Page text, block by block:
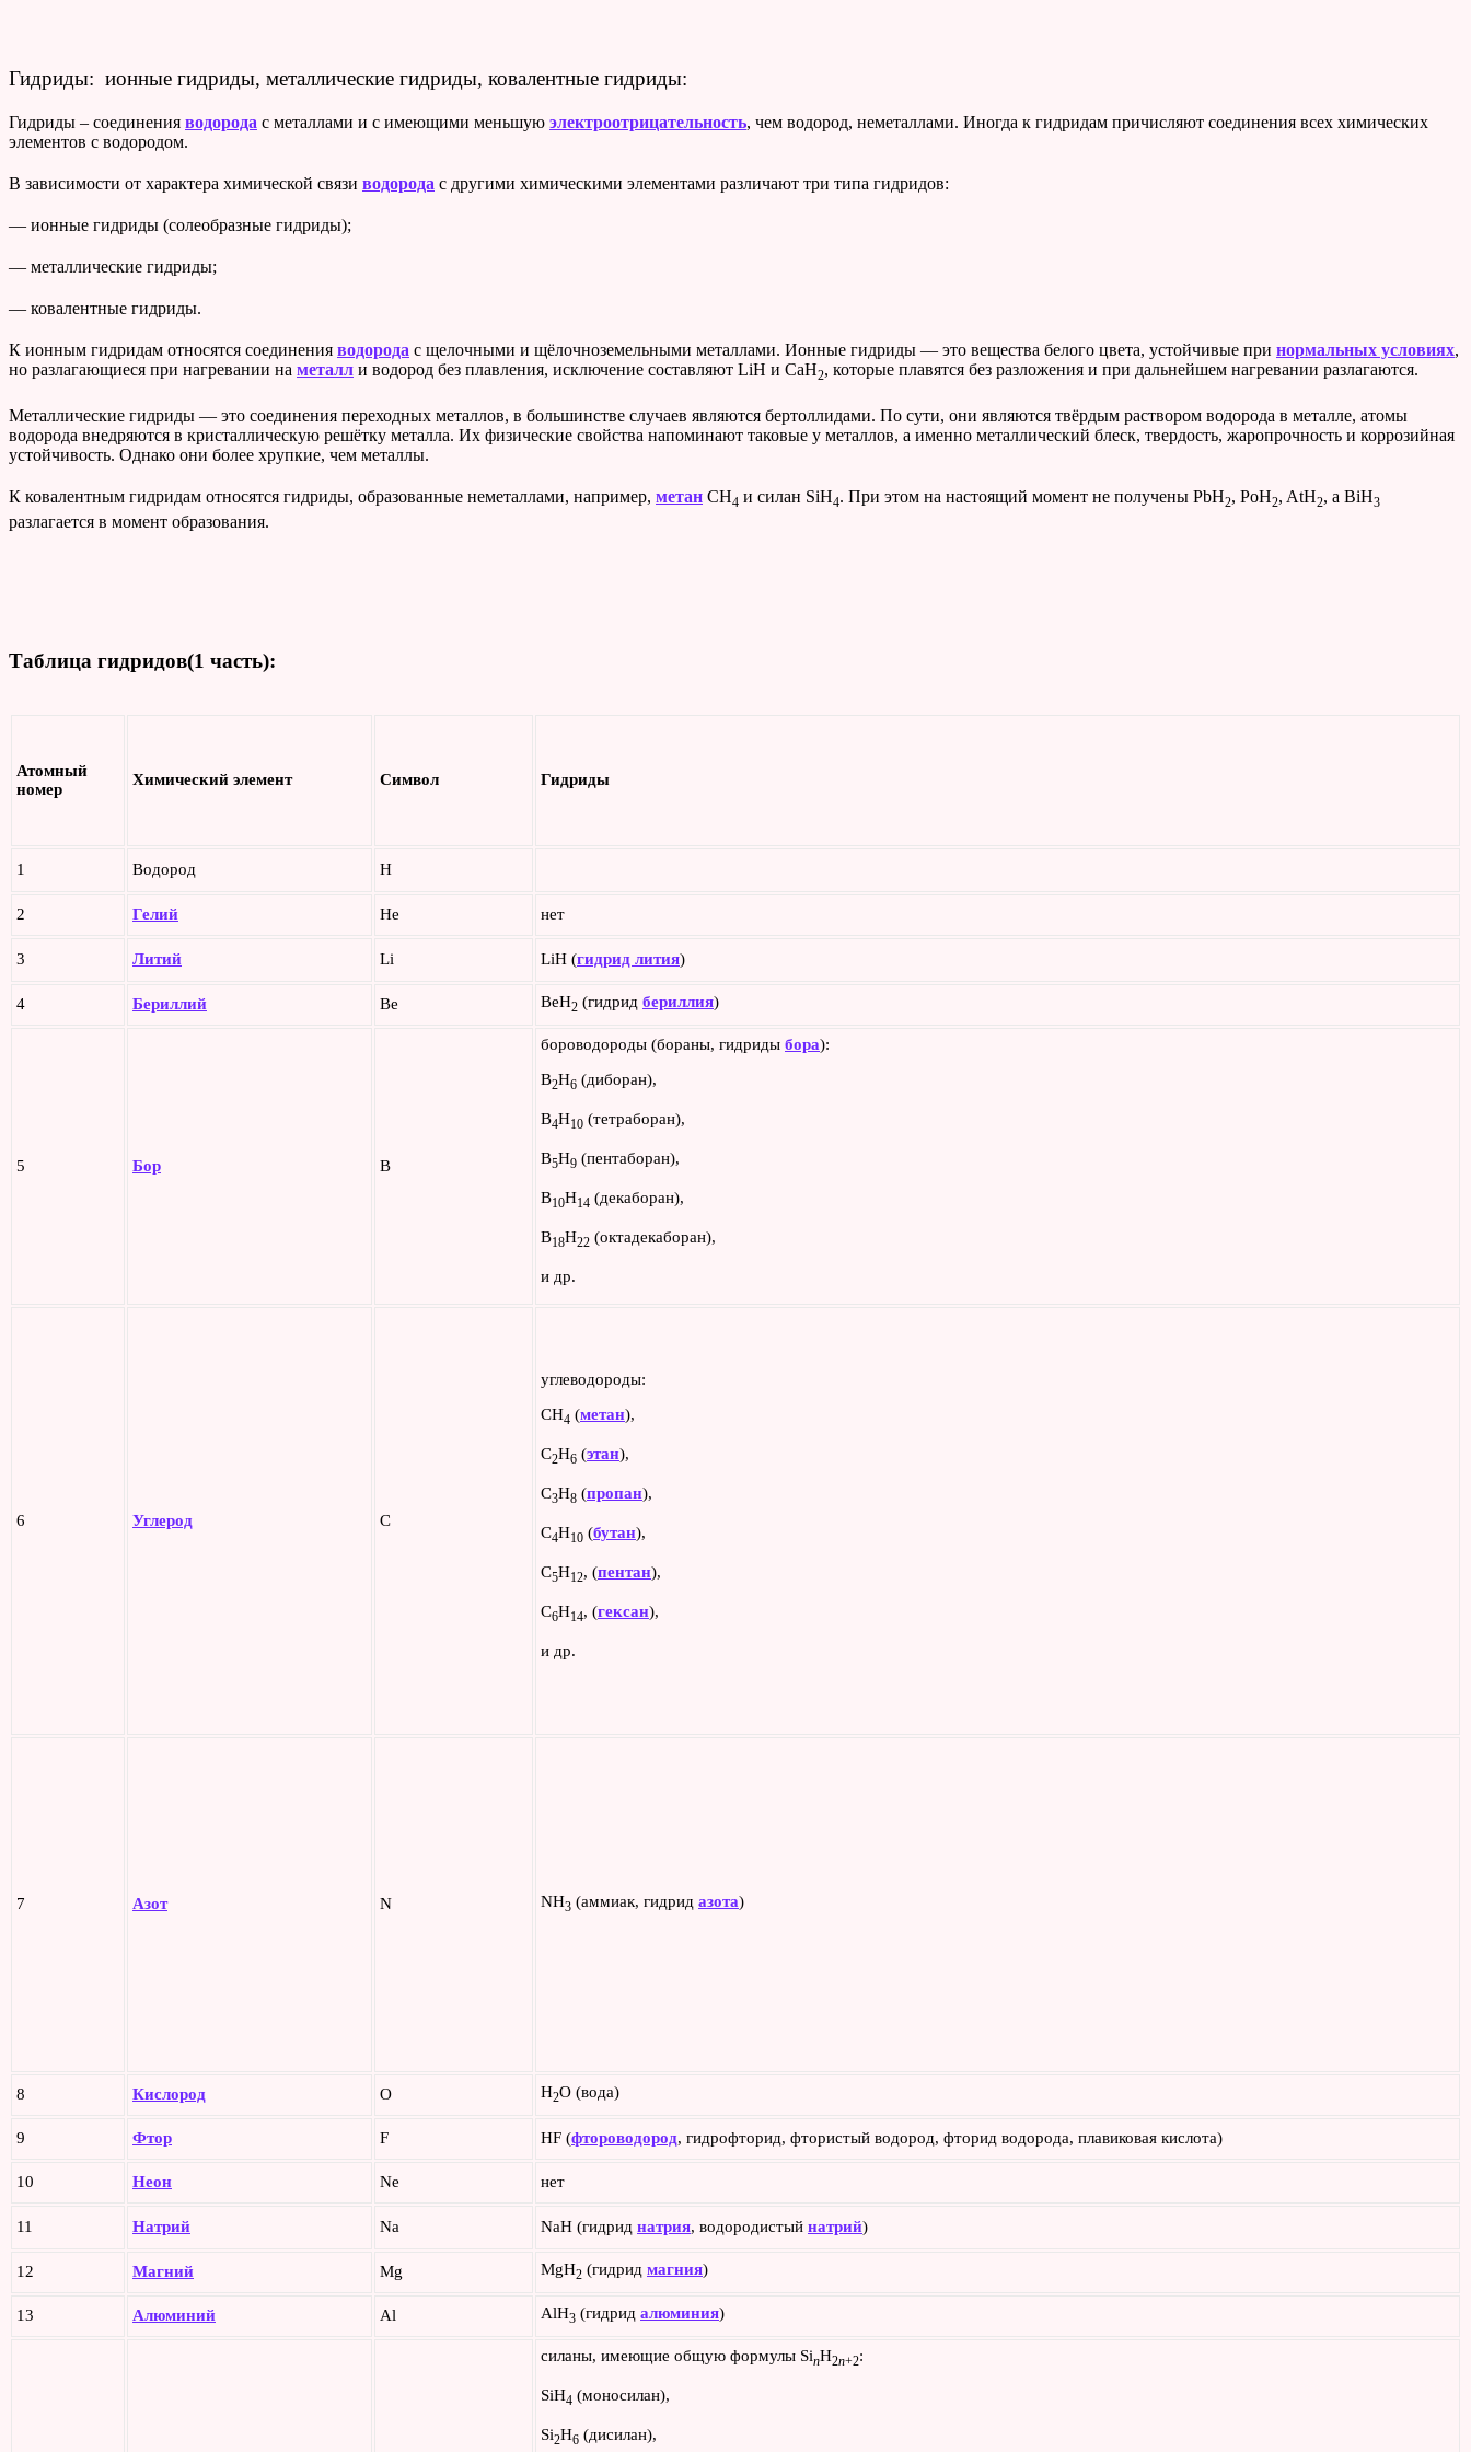
Гидриды: ионные гидриды, металлические гидриды, ковалентные гидриды:
Гидриды – соединения водорода с металлами и с имеющими мeньшую электроотрицательность, чем водород, неметаллами. Иногда к гидридам причисляют соединения всех химических
элементов с водородом.
В зависимости от характера химической связи водорода с другими химическими элементами различают три типа гидридов:
— ионные гидриды (солеобразные гидриды);
— металлические гидриды;
— ковалентные гидриды.
К ионным гидридам относятся соединения водорода с щелочными и щёлочноземельными металлами. Ионные гидриды — это вещества белого цвета, устойчивые при нормальных условиях,
но разлагающиеся при нагревании на металл и водород без плавления, исключение составляют LiH и CaH2, которые плавятся без разложения и при дальнейшем нагревании разлагаются.
Металлические гидриды — это соединения переходных металлов, в большинстве случаев являются бертоллидами. По сути, они являются твёрдым раствором водорода в металле, атомы
водорода внедряются в кристаллическую решётку металла. Их физические свойства напоминают таковые у металлов, а именно металлический блеск, твердость, жаропрочность и коррозийная
устойчивость. Однако они более хрупкие, чем металлы.
К ковалентным гидридам относятся гидриды, образованные неметаллами, например, метан CH4 и силан SiH4. При этом на настоящий момент не получены PbH2, PoH2, AtH2, а BiH3
разлагается в момент образования.
Таблица гидридов(1 часть):
Атомный
номер
Химический элемент Символ Гидриды
1 Водород H
2 Гелий He нет
3 Литий Li LiH (гидрид лития)
4 Бериллий Be BeН2 (гидрид бериллия)
5 Бор B
бороводороды (бораны, гидриды бора):
B2H6 (диборан),
В4Н10 (тетраборан),
B5H9 (пентаборан),
B10H14 (декаборан),
B18H22 (октадекаборан),
и др.
6 Углерод C
углеводороды:
CH4 (метан),
C2H6 (этан),
C3H8 (пропан),
C4H10 (бутан),
C5H12, (пентан),
C6H14, (гексан),
и др.
7 Азот N NH3 (аммиак, гидрид азота)
8 Кислород O H2O (вода)
9 Фтор F HF (фтороводород, гидрофторид, фтористый водород, фторид водорода, плавиковая кислота)
10 Неон Ne нет
11 Натрий Na NaH (гидрид натрия, водородистый натрий)
12 Магний Mg MgH2 (гидрид магния)
13 Алюминий Al AlH3 (гидрид алюминия)
силаны, имеющие общую формулы SinH2n+2:
SiH4 (моносилан),
Si2H6 (дисилан),